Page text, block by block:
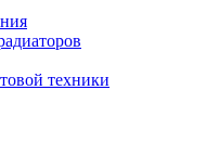
техники